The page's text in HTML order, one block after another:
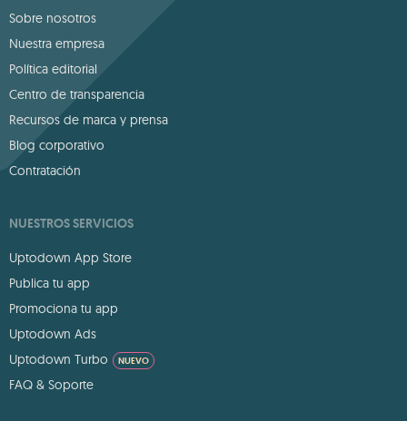
Sobre nosotros
Nuestra empresa
Política editorial
Centro de transparencia
Recursos de marca y prensa
Blog corporativo
Contratación
NUESTROS SERVICIOS
Uptodown App Store
Publica tu app
Promociona tu app
Uptodown Ads
Uptodown Turbo
NUEVO
FAQ & Soporte